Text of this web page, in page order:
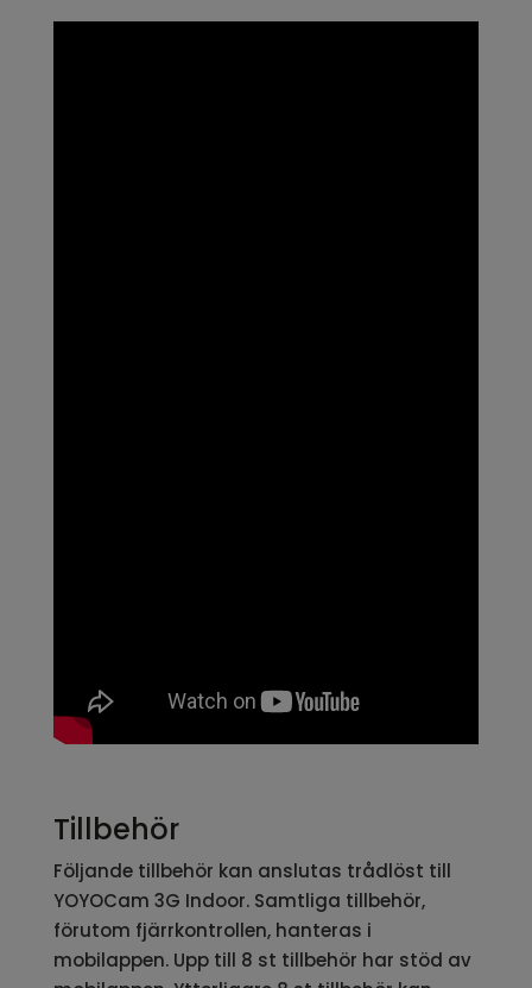
Tillbehör
Följande tillbehör kan anslutas trådlöst till
YOYOCam 3G Indoor. Samtliga tillbehör,
förutom fjärrkontrollen, hanteras i
mobilappen. Upp till 8 st tillbehör har stöd av